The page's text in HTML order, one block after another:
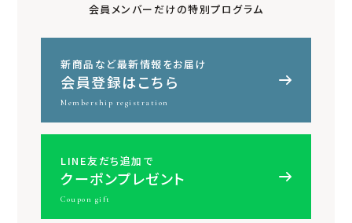
会員メンバーだけの特別プログラム
新商品など最新情報をお届け
会員登録はこちら
Membership registration
LINE友だち追加で
クーポンプレゼント
Coupon gift